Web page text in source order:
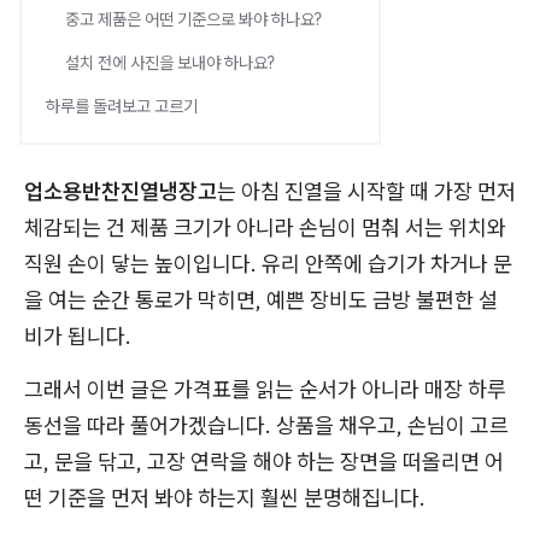
중고 제품은 어떤 기준으로 봐야 하나요?
설치 전에 사진을 보내야 하나요?
하루를 돌려보고 고르기
업소용반찬진열냉장고는 아침 진열을 시작할 때 가장 먼저
체감되는 건 제품 크기가 아니라 손님이 멈춰 서는 위치와
직원 손이 닿는 높이입니다. 유리 안쪽에 습기가 차거나 문
을 여는 순간 통로가 막히면, 예쁜 장비도 금방 불편한 설
비가 됩니다.
그래서 이번 글은 가격표를 읽는 순서가 아니라 매장 하루
동선을 따라 풀어가겠습니다. 상품을 채우고, 손님이 고르
고, 문을 닦고, 고장 연락을 해야 하는 장면을 떠올리면 어
떤 기준을 먼저 봐야 하는지 훨씬 분명해집니다.